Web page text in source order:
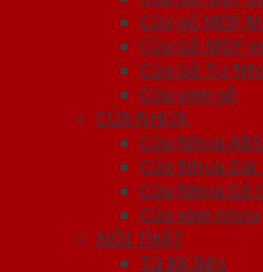
Cửa gỗ MDF
Cửa Gỗ MDF
Cửa Gỗ Tự
Cửa vòm gỗ
CỬA NHỰA
Cửa Nhựa
Cửa Nhựa Đài
Cửa Nhựa Gỗ
Cửa vòm nhựa
NỘI THẤT
Tủ Kệ Bếp